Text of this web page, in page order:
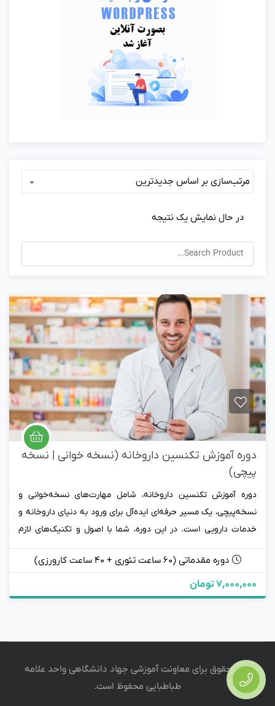
مرتب‌سازی بر اساس جدیدترین
در حال نمایش یک نتیجه
دوره آموزش تکنسین داروخانه (نسخه خوانی | نسخه
پیچی)
دوره آموزش تکنسین داروخانه، شامل مهارت‌های نسخه‌خوانی و
نسخه‌پیچی، یک مسیر حرفه‌ای ایده‌آل برای ورود به دنیای داروخانه و
خدمات دارویی است. در این دوره، شما با اصول و تکنیک‌های لازم
برای خواندن دقیق نسخه‌های پزشکی و تهیه داروها بر اساس
استانداردهای دارویی آشنا خواهید شد. با بهره‌گیری از این آموزش‌ها،
می‌توانید در فضایی پویا و پرتقاضا فعالیت کنید و نقشی مهم در
بهبود سلامت جامعه ایفا نمایید. به این دوره بپیوندید و اولین
دوره مقدماتی (۶۰ ساعت تئوری + 4۰ ساعت کارورزی)
7,000,000 تومان
تمام حقوق برای معاونت آموزشی جهاد دانشگاهی واحد علامه
طباطبایی محفوظ است.